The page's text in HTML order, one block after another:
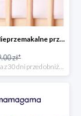
Hippychick Nieprzemakalne prześcieradło z gumką 100% Tencel
zł*
*najniższa cena z 30 dni przed obniżką